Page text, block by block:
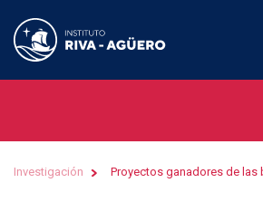
Investigación Proyectos ganadores de las